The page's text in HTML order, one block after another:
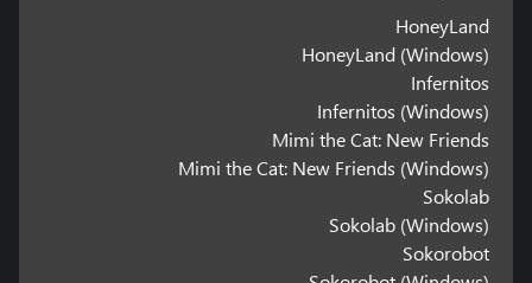
HoneyLand
HoneyLand (Windows)
Infernitos
Infernitos (Windows)
Mimi the Cat: New Friends
Mimi the Cat: New Friends (Windows)
Sokolab
Sokolab (Windows)
Sokorobot